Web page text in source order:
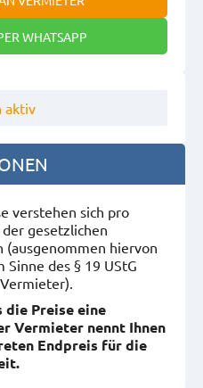
WHATSAPP
aktiv
verstehen sich pro
gesetzlichen
(ausgenommen hiervon
des § 19 UStG
die Preise eine
Vermieter nennt Ihnen
Endpreis für die